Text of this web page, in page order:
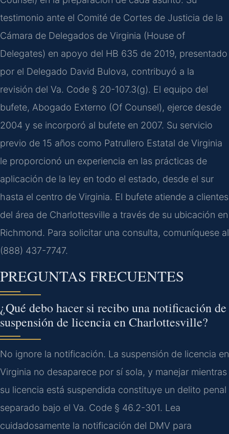
testimonio ante el Comité de Cortes de Justicia de la
Cámara de Delegados de Virginia (House of
Delegates) en apoyo del HB 635 de 2019, presentado
por el Delegado David Bulova, contribuyó a la
revisión del Va. Code § 20-107.3(g). El equipo del
bufete, Abogado Externo (Of Counsel), ejerce desde
2004 y se incorporó al bufete en 2007. Su servicio
previo de 15 años como Patrullero Estatal de Virginia
le proporcionó un experiencia en las prácticas de
aplicación de la ley en todo el estado, desde el sur
hasta el centro de Virginia. El bufete atiende a clientes
del área de Charlottesville a través de su ubicación en
Richmond. Para solicitar una consulta, comuníquese al
(888) 437-7747.
PREGUNTAS FRECUENTES
¿Qué debo hacer si recibo una notificación de
suspensión de licencia en Charlottesville?
No ignore la notificación. La suspensión de licencia en
Virginia no desaparece por sí sola, y manejar mientras
su licencia está suspendida constituye un delito penal
separado bajo el Va. Code § 46.2-301. Lea
cuidadosamente la notificación del DMV para